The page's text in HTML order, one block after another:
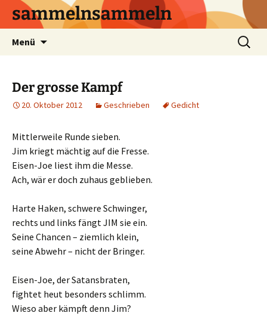
sammelnsammeln
Menü
Suchen
nach:
Der grosse Kampf
20. Oktober 2012 Geschrieben Gedicht
Mittlerweile Runde sieben.
Jim kriegt mächtig auf die Fresse.
Eisen-Joe liest ihm die Messe.
Ach, wär er doch zuhaus geblieben.
Harte Haken, schwere Schwinger,
rechts und links fängt JIM sie ein.
Seine Chancen – ziemlich klein,
seine Abwehr – nicht der Bringer.
Eisen-Joe, der Satansbraten,
fightet heut besonders schlimm.
Wieso aber kämpft denn Jim?